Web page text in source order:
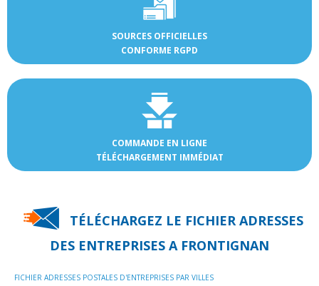
SOURCES OFFICIELLES
CONFORME RGPD
COMMANDE EN LIGNE
TÉLÉCHARGEMENT IMMÉDIAT
TÉLÉCHARGEZ LE FICHIER ADRESSES
DES ENTREPRISES A FRONTIGNAN
FICHIER ADRESSES POSTALES D'ENTREPRISES PAR VILLES